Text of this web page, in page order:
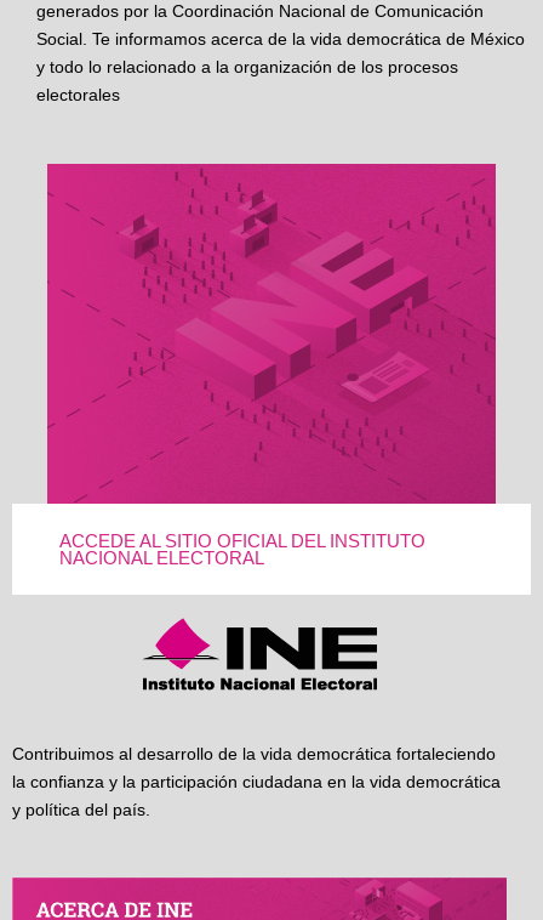
generados por la Coordinación Nacional de Comunicación
Social. Te informamos acerca de la vida democrática de México
y todo lo relacionado a la organización de los procesos
electorales
ACCEDE AL SITIO OFICIAL DEL INSTITUTO
NACIONAL ELECTORAL
Contribuimos al desarrollo de la vida democrática fortaleciendo
la confianza y la participación ciudadana en la vida democrática
y política del país.